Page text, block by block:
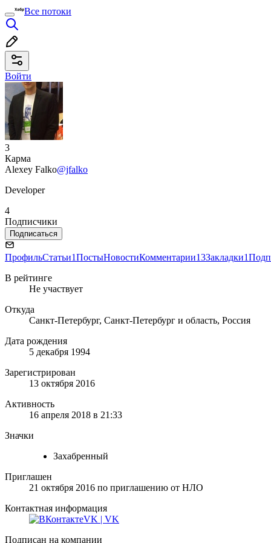
Все потоки
Войти
3
Карма
Alexey Falko@jfalko
Developer
4
Подписчики
Подписаться
ПрофильСтатьи1ПостыНовостиКомментарии13Закладки1
В рейтинге
Не участвует
Откуда
Санкт-Петербург, Санкт-Петербург и область, Россия
Дата рождения
5 декабря 1994
Зарегистрирован
13 октября 2016
Активность
16 апреля 2018 в 21:33
Значки
Захабренный
Приглашен
21 октября 2016 по приглашению от НЛО
Контактная информация
VK | VK
Подписан на компании